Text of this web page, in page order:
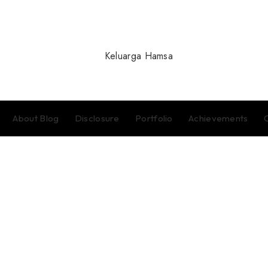
About Blog Disclosure Portfolio Achievements